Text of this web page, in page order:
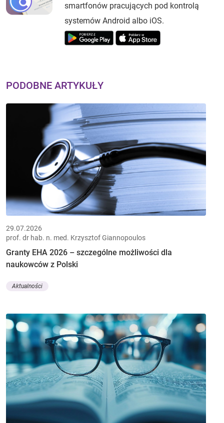
smartfonów pracujących pod kontrolą
systemów Android albo iOS.
PODOBNE ARTYKUŁY
29.07.2026
prof. dr hab. n. med. Krzysztof Giannopoulos
Granty EHA 2026 – szczególne możliwości dla
naukowców z Polski
Aktualności